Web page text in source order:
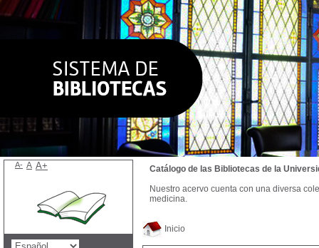
Inicio
Catálogo de las Bibliotecas de la
Nuestro acervo cuenta con una diversa
medicina.
A- A A+